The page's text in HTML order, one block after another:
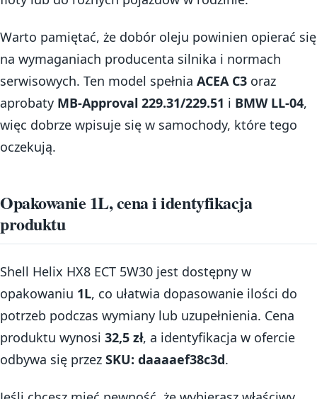
Warto pamiętać, że dobór oleju powinien opierać się
na wymaganiach producenta silnika i normach
serwisowych. Ten model spełnia ACEA C3 oraz
aprobaty MB-Approval 229.31/229.51 i BMW LL-04,
więc dobrze wpisuje się w samochody, które tego
oczekują.
Opakowanie 1L, cena i identyfikacja
produktu
Shell Helix HX8 ECT 5W30 jest dostępny w
opakowaniu 1L, co ułatwia dopasowanie ilości do
potrzeb podczas wymiany lub uzupełnienia. Cena
produktu wynosi 32,5 zł, a identyfikacja w ofercie
odbywa się przez SKU: daaaaef38c3d.